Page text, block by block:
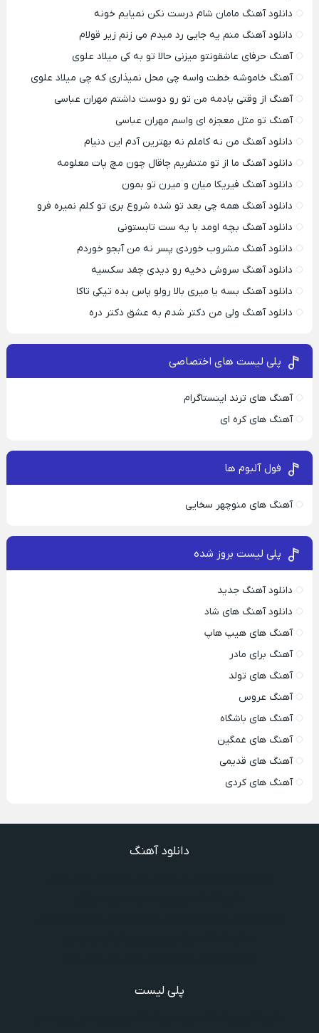
دانلود آهنگ مامان شام درست نکن نمیایم خونه
دانلود آهنگ منم یه جایی رد میدم می زنم زیر قولام
آهنگ حرفای عاشقونتو میزنی حالا تو به کی میلاد علوی
آهنگ خاموشه خطت واسه چی محل نمیذاری که چی میلاد علوی
آهنگ از وقتی یادمه من تو رو دوست داشتم مهران عباسی
آهنگ تو مثل معجزه ای واسم مهران عباسی
دانلود آهنگ من نه کاملم نه بهترین آدم این دنیام
دانلود آهنگ ما از تو متنفریم چاقال چون مچ پات معلومه
دانلود آهنگ فیریکا میان و میرن تو بمون
دانلود آهنگ همه چی بعد تو شده شروع بری تو کلم نمیره فرو
دانلود آهنگ بچه اومد با یه ست تابستونی
دانلود آهنگ مشروب خوردی پسر نه من آبجو خوردم
دانلود آهنگ سروش دخیه رو دیدی چقد سکسیه
دانلود آهنگ بسه یا میری بالا رولو پاس بده تیکی تاکا
دانلود آهنگ ولی من دکتر شدم به عشق دکتر دره
پلی لیست های اختصاصی
آهنگ های ترند اینستاگرام
آهنگ های کره ای
فول آلبوم ها
آهنگ های منوچهر سخایی
پلی لیست بروز شده
دانلود آهنگ جدید
دانلود آهنگ های شاد
آهنگ های هیپ هاپ
آهنگ برای مادر
آهنگ های تولد
آهنگ عروس
آهنگ های باشگاه
آهنگ های غمگین
آهنگ های قدیمی
آهنگ های کردی
دانلود آهنگ
پلی لیست